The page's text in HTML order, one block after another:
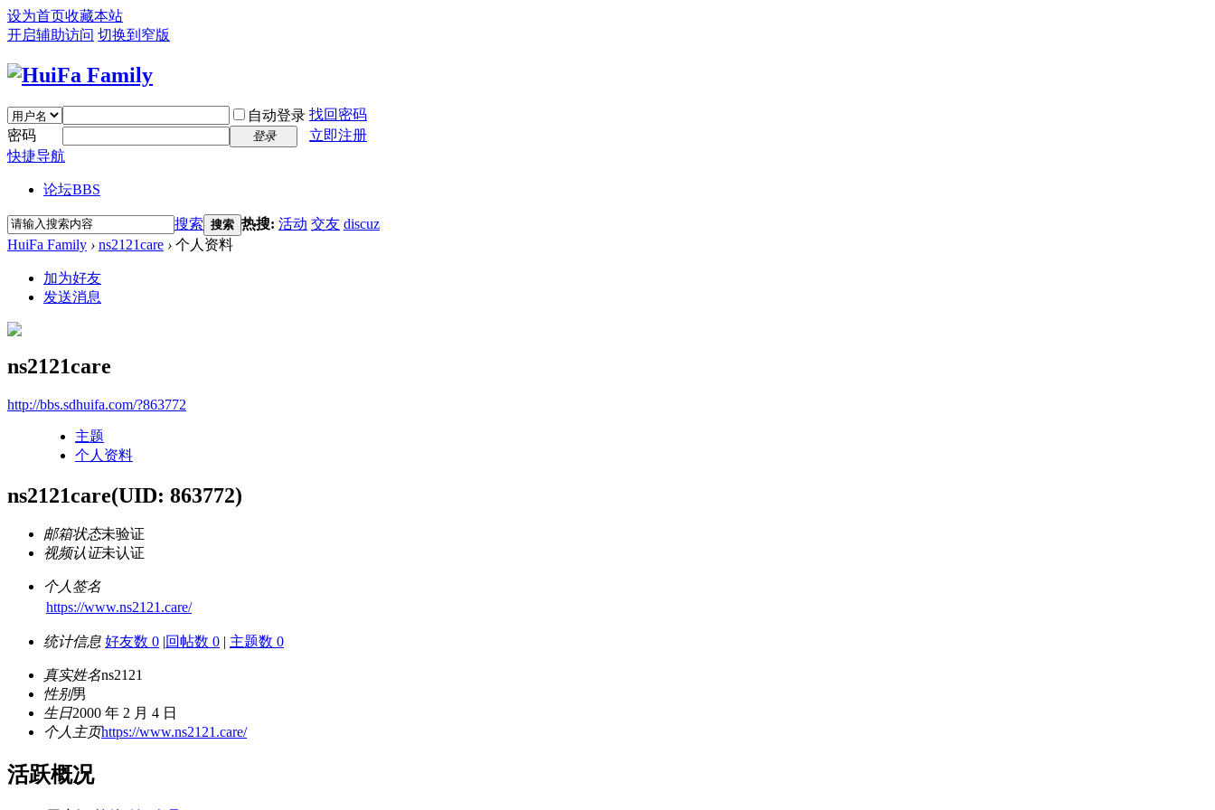
设为首页收藏本站
开启辅助访问 切换到窄版
自动登录 找回密码
密码
登录
立即注册
快捷导航
论坛BBS
搜索 搜索 热搜: 活动 交友 discuz
HuiFa Family › ns2121care › 个人资料
加为好友
发送消息
ns2121care
http://bbs.sdhuifa.com/?863772
主题
个人资料
ns2121care(UID: 863772)
邮箱状态未验证
视频认证未认证
个人签名
https://www.ns2121.care/
统计信息 好友数 0 |回帖数 0 | 主题数 0
真实姓名ns2121
性别男
生日2000 年 2 月 4 日
个人主页https://www.ns2121.care/
活跃概况